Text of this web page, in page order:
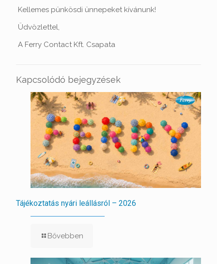
Kellemes pünkösdi ünnepeket kívánunk!
Üdvözlettel,
A Ferry Contact Kft. Csapata
Kapcsolódó bejegyzések
Tájékoztatás nyári leállásról – 2026
Bővebben